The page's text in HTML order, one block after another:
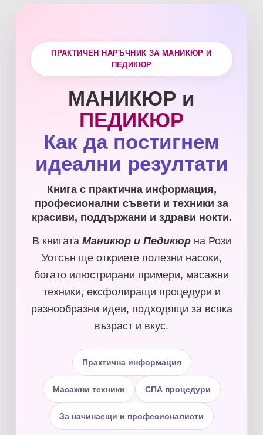
ПРАКТИЧЕН НАРЪЧНИК ЗА МАНИКЮР И
ПЕДИКЮР
МАНИКЮР и
ПЕДИКЮР
Как да постигнем
идеални резултати
Книга с практична информация,
професионални съвети и техники за
красиви, поддържани и здрави нокти.
В книгата Маникюр и Педикюрна Рози
Уотсън ще откриете полезни насоки,
богато илюстрирани примери, масажни
техники, ексфолиращи процедури и
разнообразни идеи, подходящи за всяка
възраст и вкус.
Практична информация
Масажни техники СПА процедури
За начинаещи и професионалисти